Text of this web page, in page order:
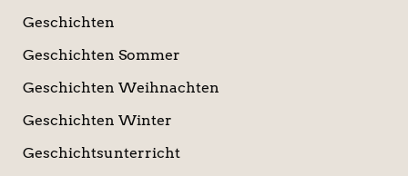
Geschichten
Geschichten Sommer
Geschichten Weihnachten
Geschichten Winter
Geschichtsunterricht